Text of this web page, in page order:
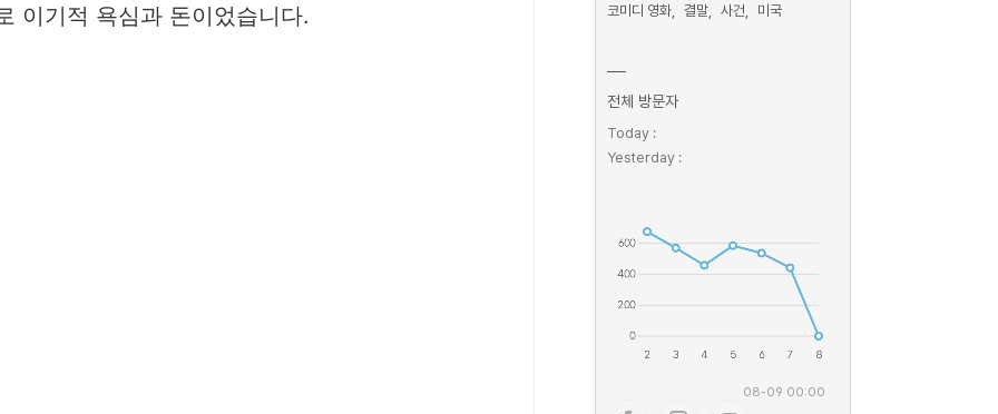
이기적 욕심과 돈이었습니다.
코미디 영화
결말 사건 미국
전체 방문자
Today :
Yesterday :
08-09 00:00